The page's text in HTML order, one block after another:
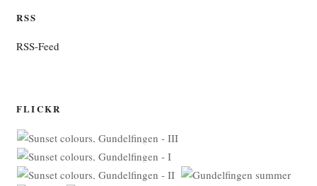
RSS
RSS-Feed
FLICKR